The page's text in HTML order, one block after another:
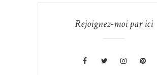
Rejoignez-moi par ici